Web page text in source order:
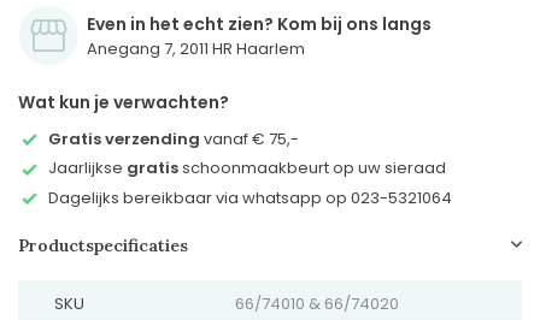
Even in het echt zien? Kom bij ons langs
Anegang 7, 2011 HR Haarlem
Wat kun je verwachten?
Gratis verzending vanaf € 75,-
Jaarlijkse gratisschoonmaakbeurt op uw sieraad
Dagelijks bereikbaar via whatsapp op 023-5321064
Productspecificaties
SKU 66/74010 & 66/74020